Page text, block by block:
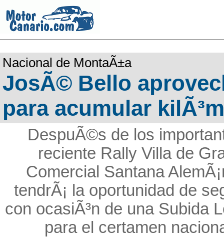
Nacional de MontaÃ±a
JosÃ© Bello
para acumular
DespuÃ©s de los
reciente Rally Villa de
Comercial Santana
tendrÃ¡ la oportunidad de
con ocasiÃ³n de una Subida
para el certamen